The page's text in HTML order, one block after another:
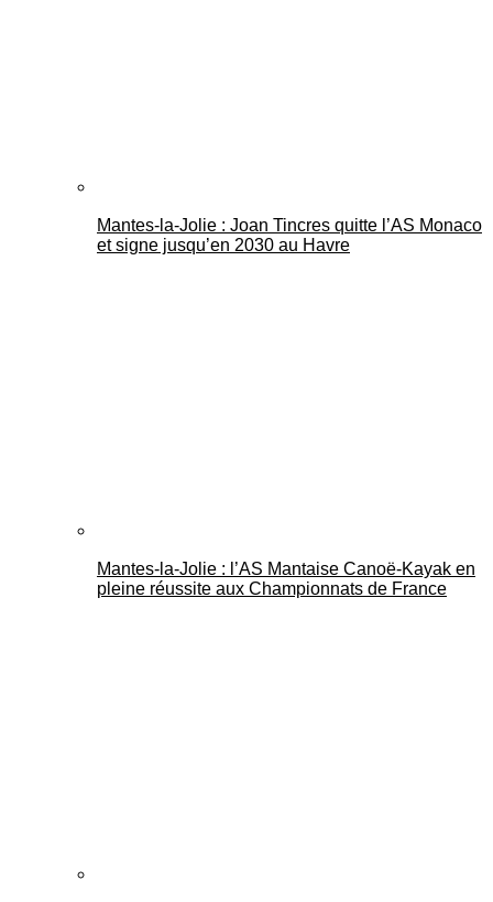
Mantes-la-Jolie : Joan Tincres quitte l’AS Monaco
et signe jusqu’en 2030 au Havre
Mantes-la-Jolie : l’AS Mantaise Canoë‑Kayak en
pleine réussite aux Championnats de France